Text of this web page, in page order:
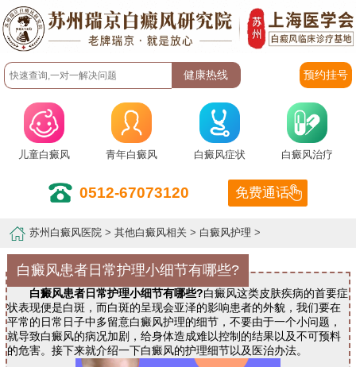
预约挂号
儿童白癜风 青年白癜风 白癜风症状 白癜风治疗
0512-67073120 免费通话
苏州白癜风医院 >其他白癜风相关 > 白癜风护理 >
白癜风患者日常护理小细节有哪些?
白癜风患者日常护理小细节有哪些?白癜风这类皮肤疾病的首要症
状表现便是白斑，而白斑的呈现会亚泽的影响患者的外貌，我们要在
平常的日常日子中多留意白癜风护理的细节，不要由于一个小问题，
就导致白癜风的病况加剧，给身体造成难以控制的结果以及不可预料
的危害。接下来就介绍一下白癜风的护理细节以及医治办法。